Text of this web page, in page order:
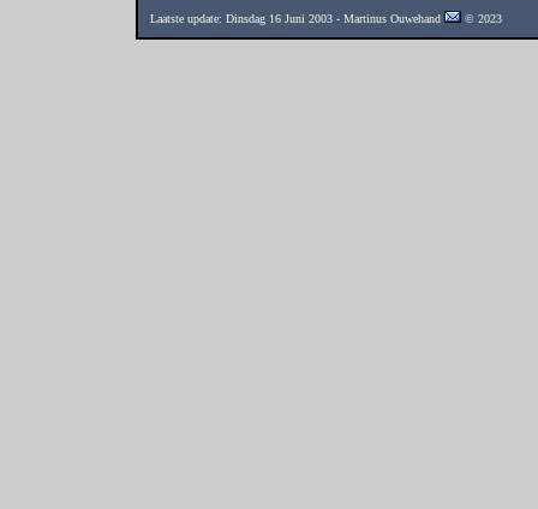
Laatste update: Dinsdag 16 Juni 2003 - Martinus Ouwehand © 2023